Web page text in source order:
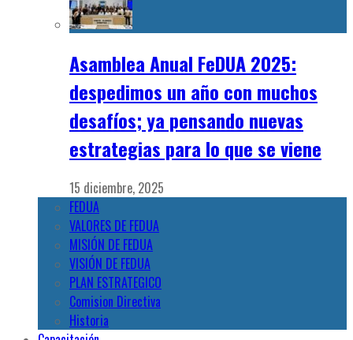
Asamblea Anual FeDUA 2025:
despedimos un año con muchos
desafíos; ya pensando nuevas
estrategias para lo que se viene
15 diciembre, 2025
FEDUA
VALORES DE FEDUA
MISIÓN DE FEDUA
VISIÓN DE FEDUA
PLAN ESTRATEGICO
Comision Directiva
Historia